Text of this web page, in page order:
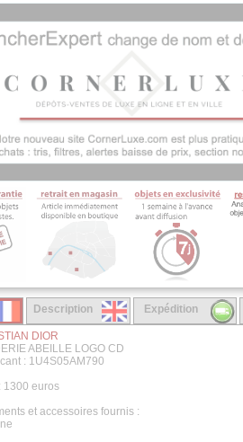
Description Expédition
DIOR
ABEILLE LOGO CD
: 1U4S05AM790
1300 euros
et accessoires fournis :